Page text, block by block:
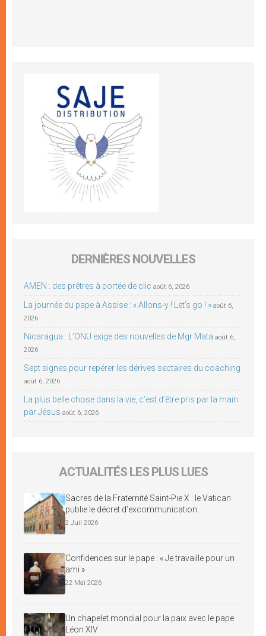
DERNIÈRES NOUVELLES
AMEN : des prêtres à portée de clic août 6, 2026
La journée du pape à Assise : « Allons-y ! Let’s go ! » août 6,
2026
Nicaragua : L’ONU exige des nouvelles de Mgr Mata août 6,
2026
Sept signes pour repérer les dérives sectaires du coaching
août 6, 2026
La plus belle chose dans la vie, c’est d’être pris par la main
par Jésus août 6, 2026
ACTUALITÉS LES PLUS LUES
Sacres de la Fraternité Saint-Pie X : le Vatican
publie le décret d’excommunication
2 Juil 2026
Confidences sur le pape : « Je travaille pour un
ami »
22 Mai 2026
Un chapelet mondial pour la paix avec le pape
Léon XIV